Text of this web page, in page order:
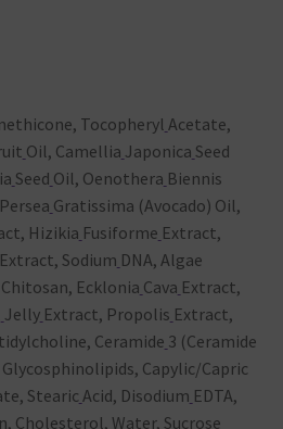
Tocopheryl Acetate,
Oil, Camellia Japonica Seed
Seed Oil, Oenothera Biennis
Gratissima (Avocado) Oil,
Hizikia Fusiforme Extract,
Extract, Sodium DNA, Algae
Ecklonia Cava Extract,
Jelly Extract, Propolis Extract,
Ceramide 3 (Ceramide
Capylic/Capric
Stearic Acid, Disodium EDTA,
Cholesterol, Water, Sucrose